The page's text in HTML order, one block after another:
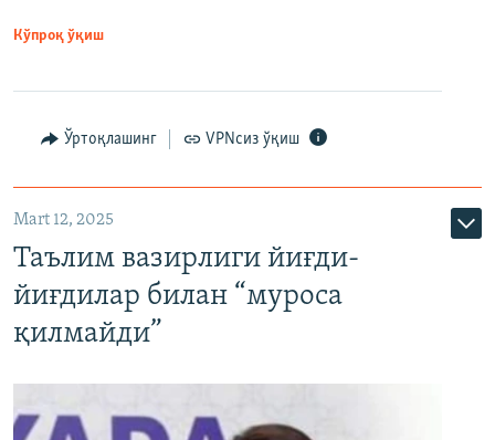
Кўпроқ ўқиш
Ўртоқлашинг VPNсиз ўқиш
Mart 12, 2025
Таълим вазирлиги йиғди-
йиғдилар билан “муроса
қилмайди”